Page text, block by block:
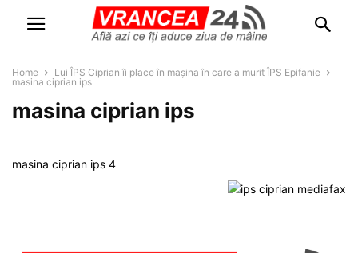
Home
Lui ÎPS Ciprian îi place în mașina în care a murit ÎPS Epifanie
masina ciprian ips
masina ciprian ips
masina ciprian ips 4